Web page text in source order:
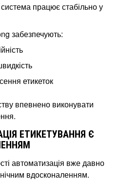
працює стабільно у
забезпечують:
етикеток
впевнено виконувати
ЕТИКЕТУВАННЯ Є
автоматизація вже давно
вдосконаленням.